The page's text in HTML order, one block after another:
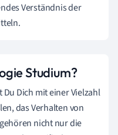
Verständnis der
Studium?
Dich mit einer Vielzahl
das Verhalten von
nicht nur die